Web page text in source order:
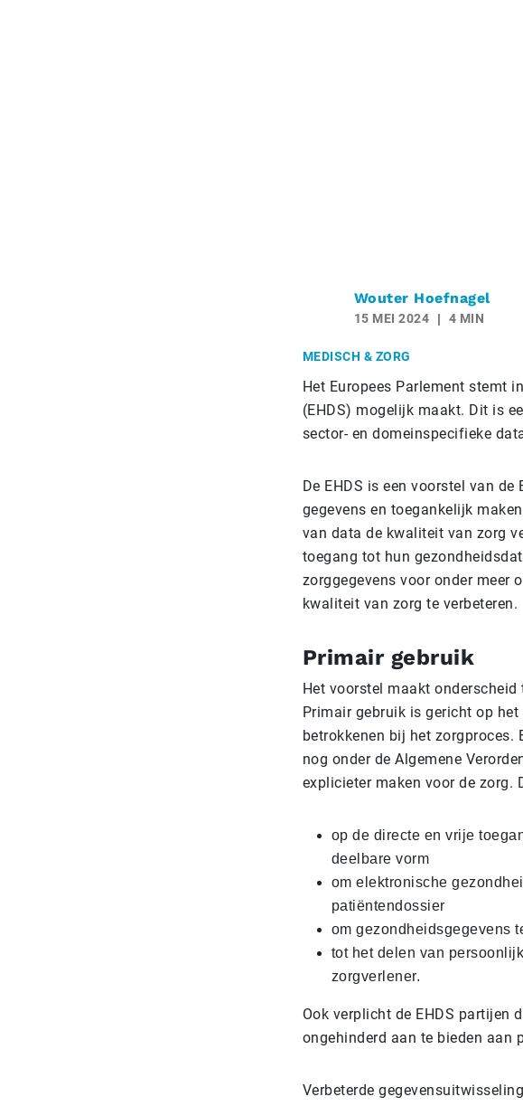
Wouter Hoefnagel
15 MEI 2024 4 MIN
MEDISCH & ZORG
Het Europees Parlement stemt
(EHDS) mogelijk maakt. Dit is
sector- en domeinspecifieke
De EHDS is een voorstel van
gegevens en toegankelijk
van data de kwaliteit van zorg
toegang tot hun
zorggegevens voor onder meer
kwaliteit van zorg te verbeteren.
Primair gebruik
Het voorstel maakt
Primair gebruik is gericht op
betrokkenen bij het zorgproces.
nog onder de Algemene
explicieter maken voor de zorg.
op de directe en vrije
deelbare vorm
om elektronische
patiëntendossier
om gezondheidsgegevens
tot het delen van
zorgverlener.
Ook verplicht de EHDS partijen
ongehinderd aan te bieden aan
Verbeterde